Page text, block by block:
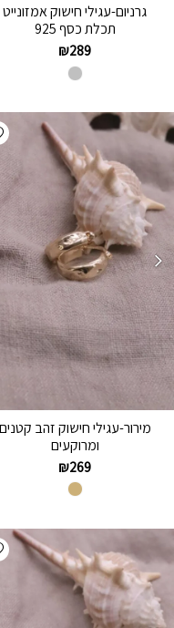
גרניום-עגילי חישוק אמזונייט
תכלת כסף 925
₪289
מירור-עגילי חישוק זהב קטנים
ומרוקעים
₪269